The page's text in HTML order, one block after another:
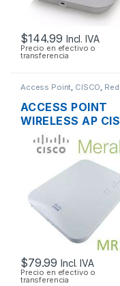
$144.99 Incl. IVA
Precio en efectivo o
transferencia
Access Point, CISCO,
ACCESS POINT
WIRELESS AP
MERAKI MR16
BAND 600 MBPS
SOPORTE POE
OUTDOOR
$79.99 Incl. IVA
Precio en efectivo o
transferencia